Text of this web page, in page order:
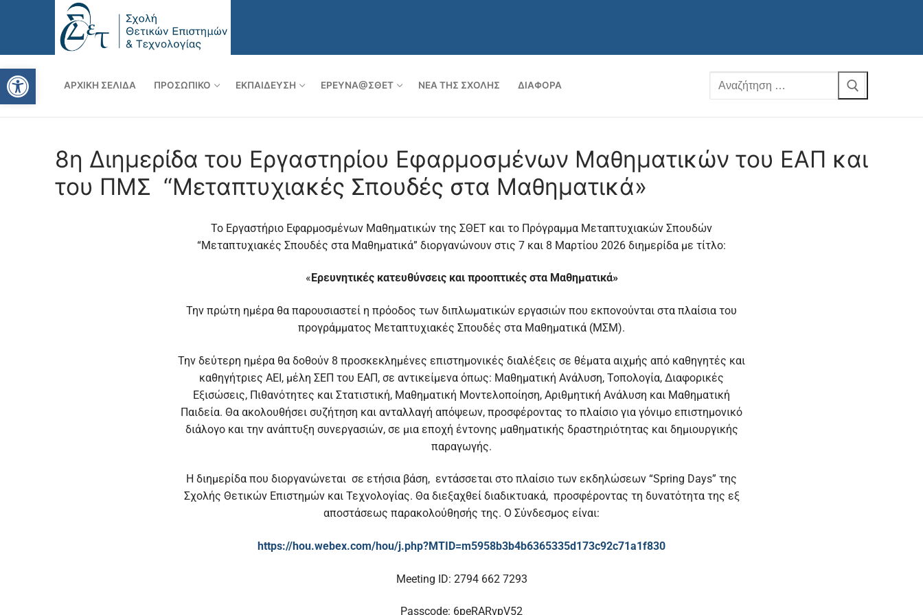
Ανοίξτε τη γραμμή εργαλείων
ΑΡΧΙΚΉ ΣΕΛΊΔΑ ΠΡΟΣΩΠΙΚΌ ΕΚΠΑΊΔΕΥΣΗ ΈΡΕΥΝΑ@ΣΘΕΤ ΝΈΑ ΤΗΣ ΣΧΟΛΉΣ ΔΙΆΦΟΡΑ
8η Διημερίδα του Εργαστηρίου Εφαρμοσμένων Μαθηματικών του ΕΑΠ και
του ΠΜΣ “Μεταπτυχιακές Σπουδές στα Μαθηματικά»
Το Εργαστήριο Εφαρμοσμένων Μαθηματικών της ΣΘΕΤ και το Πρόγραμμα Μεταπτυχιακών Σπουδών
“Μεταπτυχιακές Σπουδές στα Μαθηματικά” διοργανώνουν στις 7 και 8 Μαρτίου 2026 διημερίδα με τίτλο:
« Ερευνητικές κατευθύνσεις και προοπτικές στα Μαθηματικά»
Την πρώτη ημέρα θα παρουσιαστεί η πρόοδος των διπλωματικών εργασιών που εκπονούνται στα πλαίσια του
προγράμματος Μεταπτυχιακές Σπουδές στα Μαθηματικά (ΜΣΜ).
Την δεύτερη ημέρα θα δοθούν 8 προσκεκλημένες επιστημονικές διαλέξεις σε θέματα αιχμής από καθηγητές και
καθηγήτριες ΑΕΙ, μέλη ΣΕΠ του ΕΑΠ, σε αντικείμενα όπως: Μαθηματική Ανάλυση, Τοπολογία, Διαφορικές
Εξισώσεις, Πιθανότητες και Στατιστική, Μαθηματική Μοντελοποίηση, Αριθμητική Ανάλυση και Μαθηματική
Παιδεία. Θα ακολουθήσει συζήτηση και ανταλλαγή απόψεων, προσφέροντας το πλαίσιο για γόνιμο επιστημονικό
διάλογο και την ανάπτυξη συνεργασιών, σε μια εποχή έντονης μαθηματικής δραστηριότητας και δημιουργικής
παραγωγής.
Η διημερίδα που διοργανώνεται σε ετήσια βάση, εντάσσεται στο πλαίσιο των εκδηλώσεων “Spring Days” της
Σχολής Θετικών Επιστημών και Τεχνολογίας. Θα διεξαχθεί διαδικτυακά, προσφέροντας τη δυνατότητα της εξ
αποστάσεως παρακολούθησής της. Ο Σύνδεσμος είναι:
https://hou.webex.com/hou/j.php?MTID=m5958b3b4b6365335d173c92c71a1f830
Meeting ID: 2794 662 7293
Passcode: 6peRARvpV52